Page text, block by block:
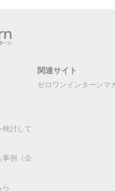
検討して
事例（企
ら
関連サイト
ゼロワンインターンマ